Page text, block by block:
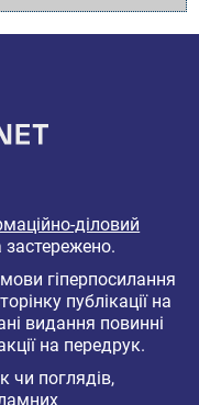
діловий
застережено.
гіперпосилання
публікації на
видання повинні
на передрук.
чи поглядів,